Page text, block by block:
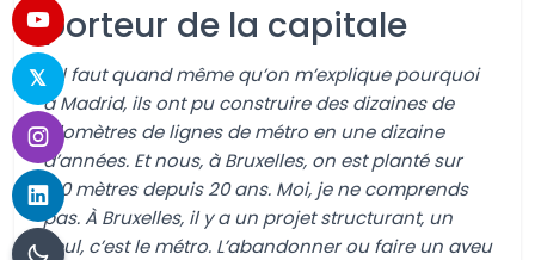
porteur de la capitale
«
Il faut quand même qu’on m’explique pourquoi
à Madrid, ils ont pu construire des dizaines de
kilomètres de lignes de métro en une dizaine
d’années. Et nous, à Bruxelles, on est planté sur
100 mètres depuis 20 ans. Moi, je ne comprends
pas. À Bruxelles, il y a un projet structurant, un
seul, c’est le métro. L’abandonner ou faire un aveu